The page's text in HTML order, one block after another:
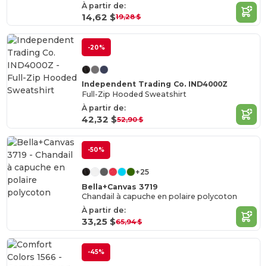
À partir de:
14,62 $19,28 $
-20%
Independent Trading Co. IND4000Z
Full-Zip Hooded Sweatshirt
À partir de:
42,32 $52,90 $
-50%
+25
Bella+Canvas 3719
Chandail à capuche en polaire polycoton
À partir de:
33,25 $65,94 $
-45%